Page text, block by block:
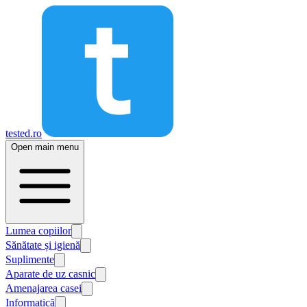
tested.ro
Open main menu
Lumea copiilor
Sănătate și igienă
Suplimente
Aparate de uz casnic
Amenajarea casei
Informatică